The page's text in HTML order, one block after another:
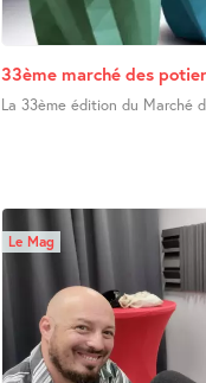
33ème marché des
La 33ème édition du Marché
Le Mag